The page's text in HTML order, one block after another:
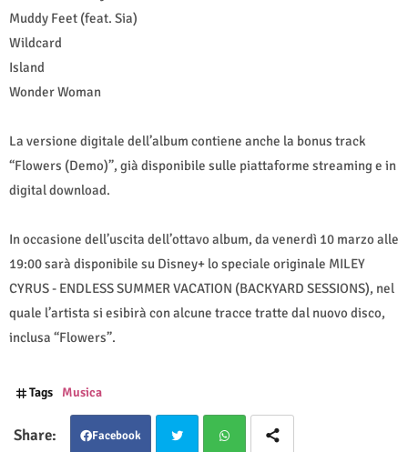
Muddy Feet (feat. Sia)
Wildcard
Island
Wonder Woman
La versione digitale dell’album contiene anche la bonus track
“Flowers (Demo)”, già disponibile sulle piattaforme streaming e in
digital download.
In occasione dell’uscita dell’ottavo album, da venerdì 10 marzo alle
19:00 sarà disponibile su Disney+ lo speciale originale MILEY
CYRUS - ENDLESS SUMMER VACATION (BACKYARD SESSIONS), nel
quale l’artista si esibirà con alcune tracce tratte dal nuovo disco,
inclusa “Flowers”.
Tags Musica
Facebook